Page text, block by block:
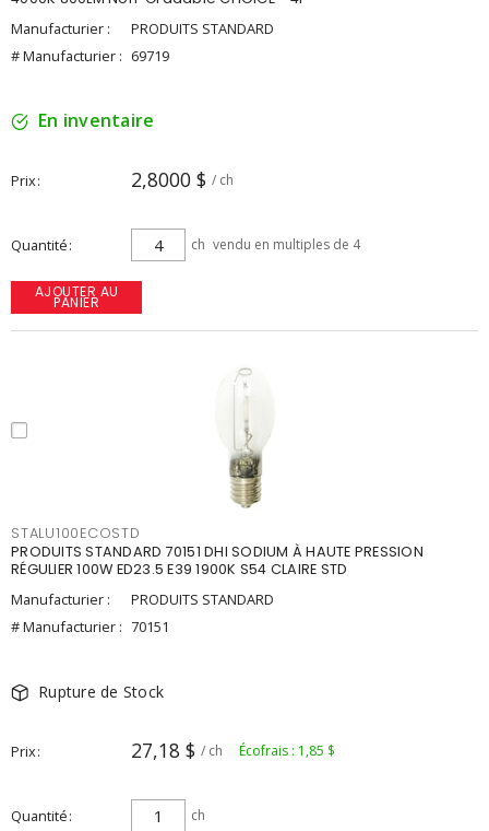
Manufacturier :
PRODUITS STANDARD
# Manufacturier : 69719
En inventaire
Prix 2,8000 $ / ch
Quantité ch vendu en multiples de 4
AJOUTER AU
PANIER
STALU100ECOSTD
PRODUITS STANDARD 70151 DHI SODIUM À HAUTE PRESSION
RÉGULIER 100W ED23.5 E39 1900K S54 CLAIRE STD
Manufacturier :
PRODUITS STANDARD
# Manufacturier : 70151
Rupture de Stock
Prix 27,18 $ / ch Écofrais : 1,85 $
Quantité ch